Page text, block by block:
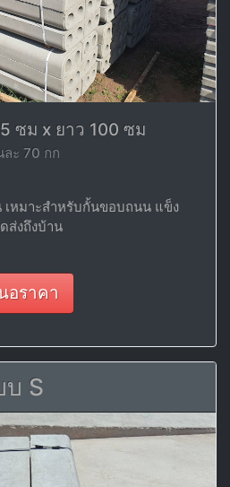
ซม x ยาว 100 ซม
ะ 70 กก
หมาะสำหรับกั้นขอบถนน แข็ง
ส่งถึงบ้าน
อราคา
S